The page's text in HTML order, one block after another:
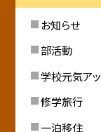
お知らせ
部活動
学校元気ア
修学旅行
一泊移住